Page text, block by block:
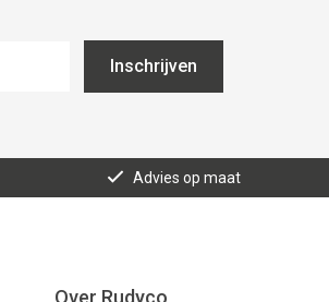
Inschrijven
Advies op maat
Over Rudyco